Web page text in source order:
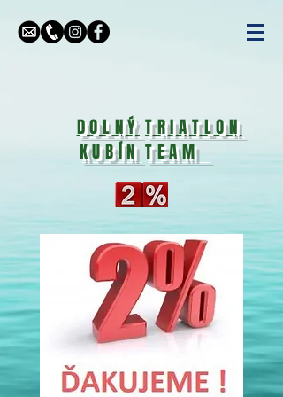
DOLNÝ
KUBÍN
TRIATLON
TEAM